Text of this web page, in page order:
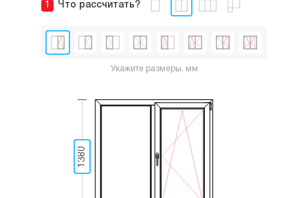
1 Что рассчитать?
Укажите размеры, мм